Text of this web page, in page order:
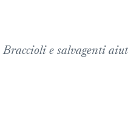
Braccioli e salvagenti